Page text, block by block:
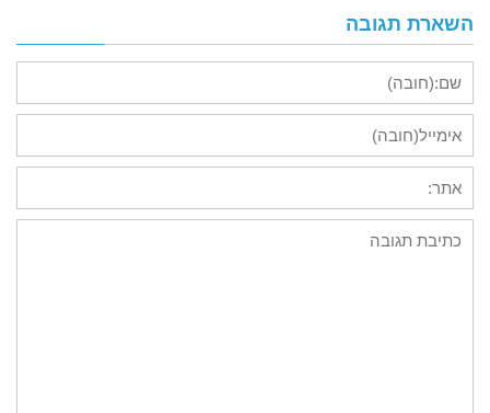
השארת תגובה